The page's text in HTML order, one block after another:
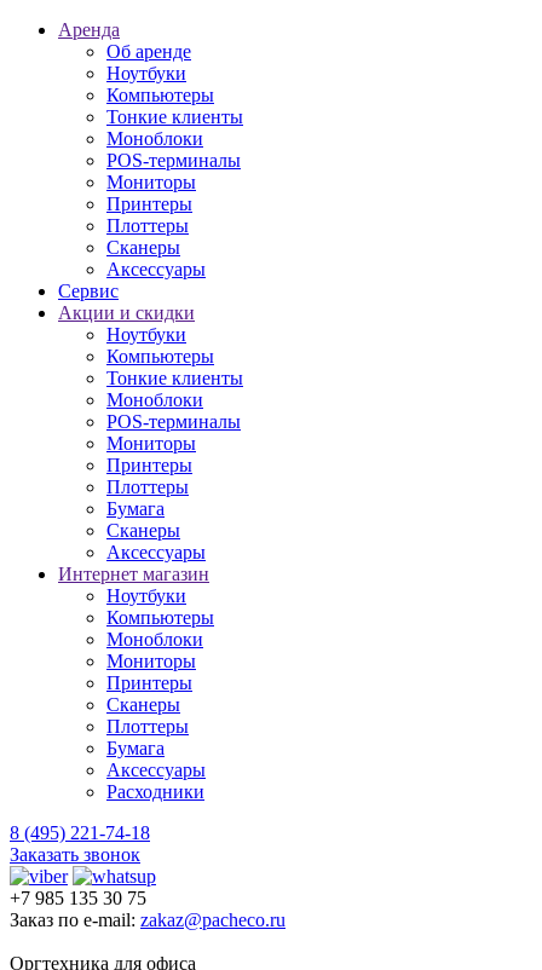
Аренда
Об аренде
Ноутбуки
Компьютеры
Тонкие клиенты
Моноблоки
POS-терминалы
Мониторы
Принтеры
Плоттеры
Сканеры
Аксессуары
Сервис
Акции и скидки
Ноутбуки
Компьютеры
Тонкие клиенты
Моноблоки
POS-терминалы
Мониторы
Принтеры
Плоттеры
Бумага
Сканеры
Аксессуары
Интернет магазин
Ноутбуки
Компьютеры
Моноблоки
Мониторы
Принтеры
Сканеры
Плоттеры
Бумага
Аксессуары
Расходники
8 (495) 221-74-18
Заказать звонок
+7 985 135 30 75
Заказ по e-mail: zakaz@pacheco.ru
Оргтехника для офиса